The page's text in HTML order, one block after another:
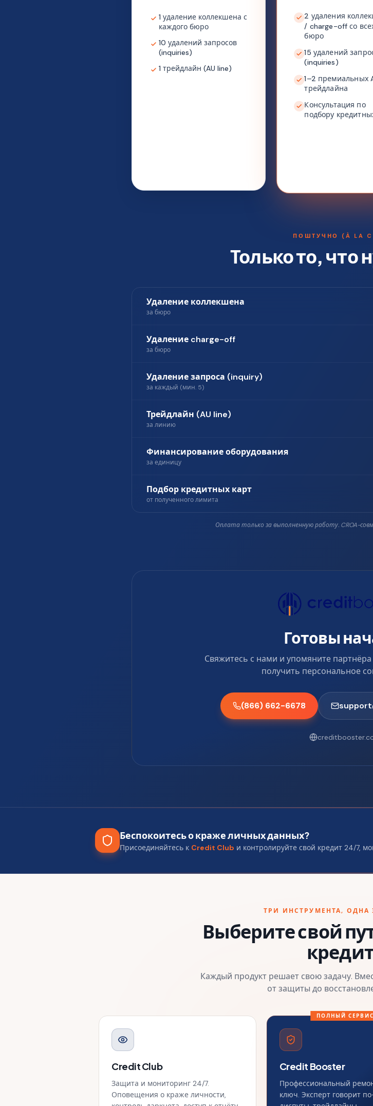
1 удаление коллекшена с
каждого бюро
10 удалений запросов
(inquiries)
1 трейдлайн (AU line)
2 удаления
/ charge-off со
бюро
15 удалений
(inquiries)
1–2 премиальных
трейдлайна
Консультация по
подбору
ПОШТУЧНО (À LA
Только то, что
Удаление коллекшена
за бюро
Удаление charge-off
за бюро
Удаление запроса (inquiry)
за каждый (мин. 5)
Трейдлайн (AU line)
за линию
Финансирование оборудования
за единицу
Подбор кредитных карт
от полученного лимита
Оплата только за выполненную работу. CROA-
Готовы
Свяжитесь с нами и упомяните партнёра
получить персональное
(866) 662-6678
Беспокоитесь о краже личных данных?
Присоединяйтесь к Credit Club и контролируйте свой кредит 24/7,
ТРИ ИНСТРУМЕНТА, ОДНА
Выберите свой
Каждый продукт решает свою задачу.
от защиты до
Credit Club
Защита и мониторинг 24/7.
Оповещения о краже личности,
ПОЛНЫЙ СЕРВИС
Credit Booster
Профессиональный
ключ. Эксперт говорит